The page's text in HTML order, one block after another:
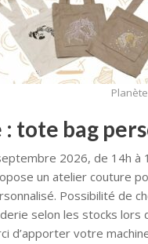
tote bag
2026, de 14h à
un atelier couture
Possibilité de
selon les stocks lors
d’apporter votre